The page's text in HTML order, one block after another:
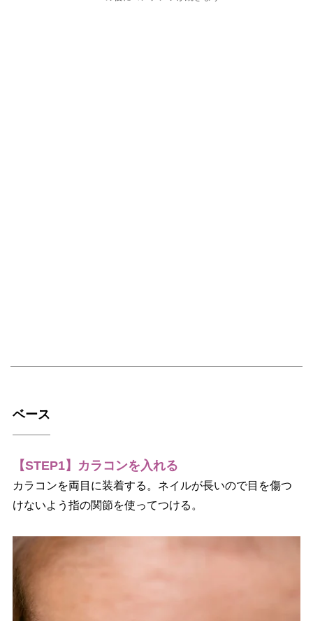
ベース
【STEP1】カラコンを入れる
カラコンを両目に装着する。ネイルが長いので目を傷つ
けないよう指の関節を使ってつける。